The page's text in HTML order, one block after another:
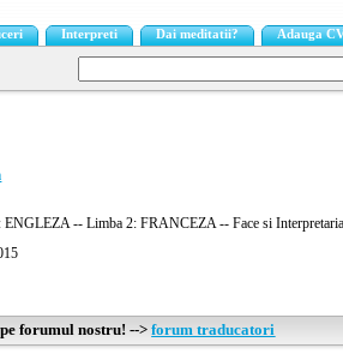
Interpreti Dai meditatii? Adauga
ENGLEZA -- Limba 2: FRANCEZA -- Face si
forumul nostru! -->forum traducatori